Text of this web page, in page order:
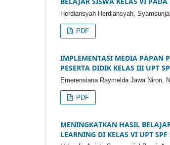
Herdiansyah Herdiansyah,
PDF
IMPLEMENTASI MEDIA PAPAN
PESERTA DIDIK KELAS III UPT
Emerensiana Raymelda Jawa Niron,
PDF
MENINGKATKAN HASIL
LEARNING DI KELAS VI UPT